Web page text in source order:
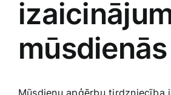
Medicīnas preces
Mobilie telefoni, planšetdatori
mūsdienās